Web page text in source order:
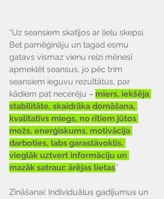
“Uz seansiem skatījos ar lielu skepsi.
Bet pamēģināju un tagad esmu
gatavs vismaz vienu reizi mēnesī
apmeklēt seansus, jo pēc trim
seansiem ieguvu rezultātus, par
kādiem pat necerēju – miers, iekšēja
stabilitāte, skaidrāka domāšana,
kvalitatīvs miegs, no rītiem jūtos
možs, enerģiskums, motivācija
darboties, labs garastāvoklis,
vieglāk uztvert informāciju un
mazāk satrauc ārējas lietas.”
Zināšanai: Individuālus gadījumus un